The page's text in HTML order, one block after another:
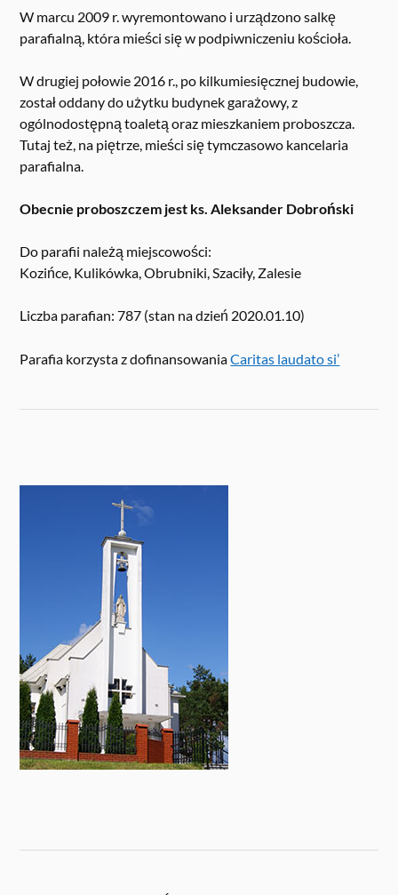
W marcu 2009 r. wyremontowano i urządzono salkę
parafialną, która mieści się w podpiwniczeniu kościoła.
W drugiej połowie 2016 r., po kilkumiesięcznej budowie,
został oddany do użytku budynek garażowy, z
ogólnodostępną toaletą oraz mieszkaniem proboszcza.
Tutaj też, na piętrze, mieści się tymczasowo kancelaria
parafialna.
Obecnie proboszczem jest ks. Aleksander Dobroński
Do parafii należą miejscowości:
Kozińce, Kulikówka, Obrubniki, Szaciły, Zalesie
Liczba parafian: 787 (stan na dzień 2020.01.10)
Parafia korzysta z dofinansowaniaCaritas laudato si’